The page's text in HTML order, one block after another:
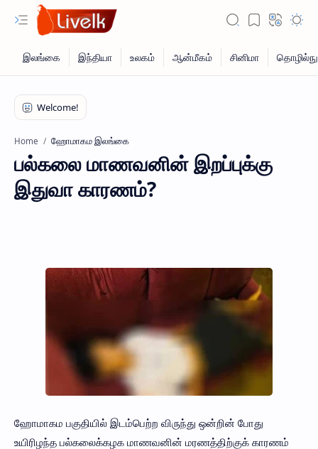
Home ஹோமாகம இலங்கை
பல்கலை மாணவனின் இறப்புக்கு
இதுவா காரணம்?
ஹோமாகம பகுதியில் இடம்பெற்ற விருந்து ஒன்றின் போது
உயிரிழந்த பல்கலைக்கழக மாணவனின் மரணத்திற்குக் காரணம்